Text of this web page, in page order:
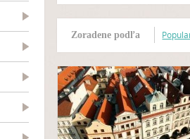
Zoradene podľa